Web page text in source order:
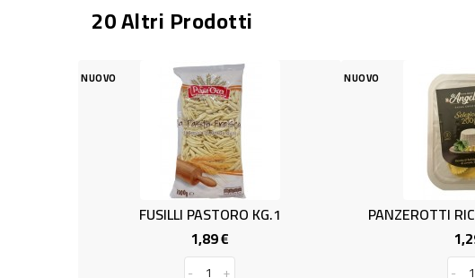
20 Altri Prodotti
FUSILLI PASTORO KG.1
NUOVO
PANZEROTTI RIC.SPINACI GR.200